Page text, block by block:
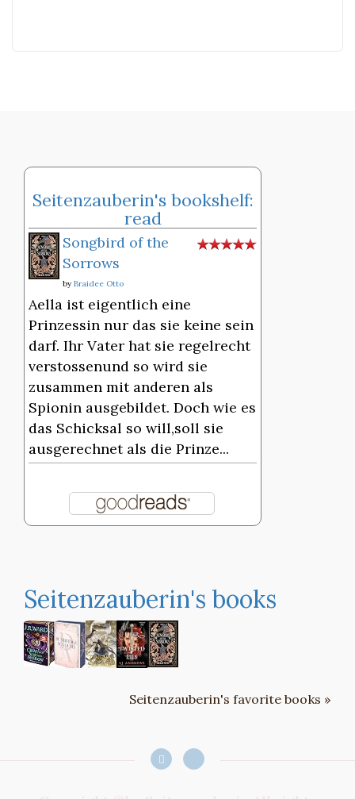
Seitenzauberin's bookshelf:
read
Songbird of the
Sorrows
by Braidee Otto
Aella ist eigentlich eine
Prinzessin nur das sie keine sein
darf. Ihr Vater hat sie regelrecht
verstossenund so wird sie
zusammen mit anderen als
Spionin ausgebildet. Doch wie es
das Schicksal so will,soll sie
ausgerechnet als die Prinze...
Seitenzauberin's books
Seitenzauberin's favorite books »